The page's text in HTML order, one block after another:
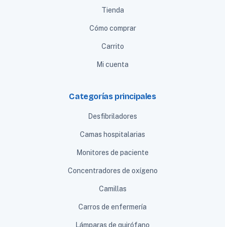
Tienda
Cómo comprar
Carrito
Mi cuenta
Categorías principales
Desfibriladores
Camas hospitalarias
Monitores de paciente
Concentradores de oxígeno
Camillas
Carros de enfermería
Lámparas de quirófano